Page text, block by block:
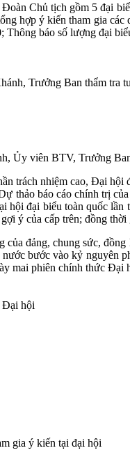
Chủ tịch gồm 5 đại
hợp ý kiến tham gia
báo số lượng đại
Trưởng Ban thẩm tra
Ủy viên BTV, Trưởng
trách nhiệm cao, Đại
thảo báo cáo chính trị
hội đại biểu toàn quốc
ý của cấp trên; đồng
của đảng, chung sức,
nước bước vào kỷ nguyên
mai phiên chính thức Đại
Đại hội
gia ý kiến tại đại hội